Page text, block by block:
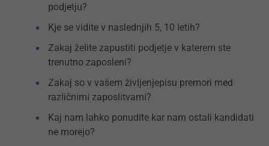
podjetju?
Kje se vidite v naslednjih 5, 10 letih?
Zakaj želite zapustiti podjetje v katerem ste
trenutno zaposleni?
Zakaj so v vašem življenjepisu premori med
različnimi zaposlitvami?
Kaj nam lahko ponudite kar nam ostali kandidati
ne morejo?